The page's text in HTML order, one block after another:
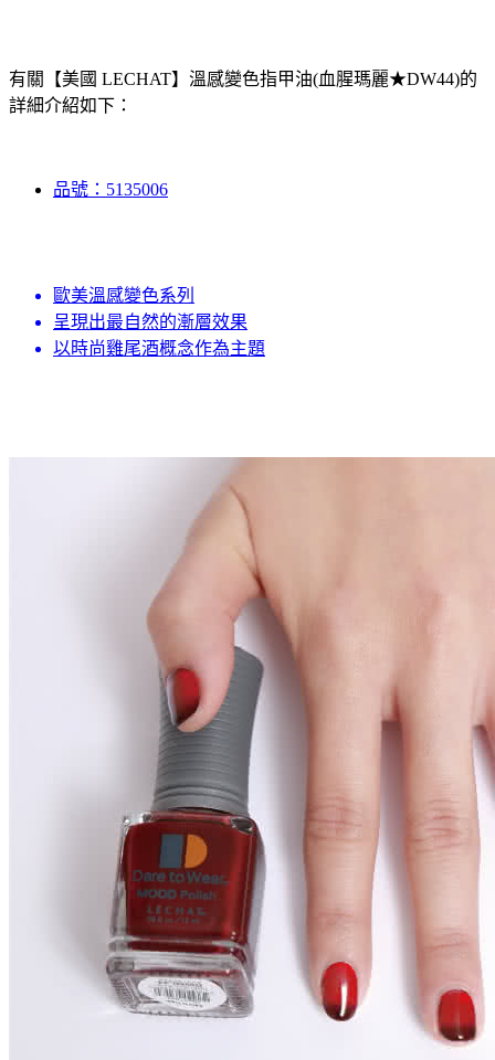
有關【美國 LECHAT】溫感變色指甲油(血腥瑪麗★DW44)的
詳細介紹如下：
品號：5135006
歐美溫感變色系列
呈現出最自然的漸層效果
以時尚雞尾酒概念作為主題